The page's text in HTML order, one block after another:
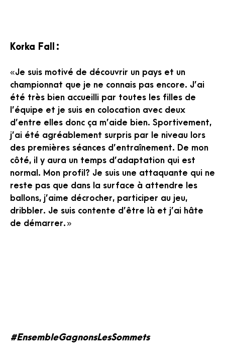
Korka Fall :
« Je suis motivé de découvrir un pays et un
championnat que je ne connais pas encore. J’ai
été très bien accueilli par toutes les filles de
l’équipe et je suis en colocation avec deux
d’entre elles donc ça m’aide bien. Sportivement,
j’ai été agréablement surpris par le niveau lors
des premières séances d’entraînement. De mon
côté, il y aura un temps d’adaptation qui est
normal. Mon profil? Je suis une attaquante qui ne
reste pas que dans la surface à attendre les
ballons, j’aime décrocher, participer au jeu,
dribbler. Je suis contente d’être là et j’ai hâte
de démarrer. »
#EnsembleGagnonsLesSommets